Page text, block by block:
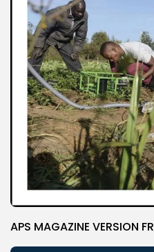
APS MAGAZINE VERSION FR